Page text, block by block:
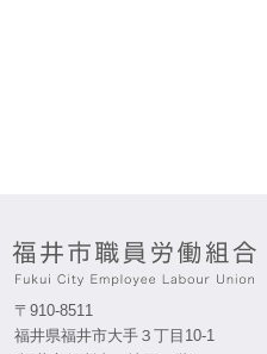
〒910-8511
福井県福井市大手３丁目10-1